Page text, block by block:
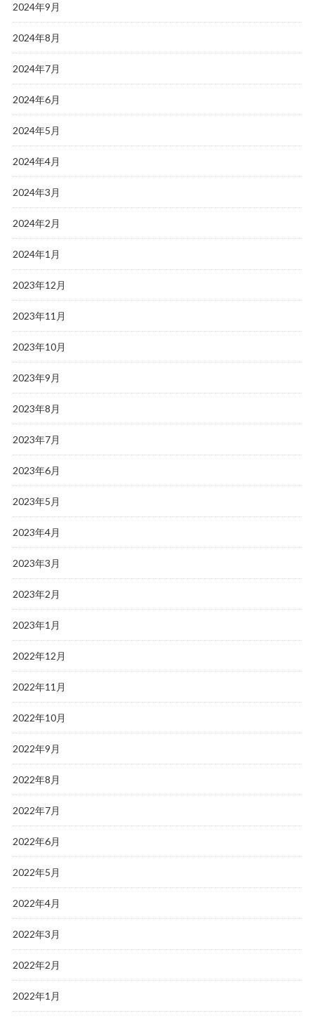
2024年9月
2024年8月
2024年7月
2024年6月
2024年5月
2024年4月
2024年3月
2024年2月
2024年1月
2023年12月
2023年11月
2023年10月
2023年9月
2023年8月
2023年7月
2023年6月
2023年5月
2023年4月
2023年3月
2023年2月
2023年1月
2022年12月
2022年11月
2022年10月
2022年9月
2022年8月
2022年7月
2022年6月
2022年5月
2022年4月
2022年3月
2022年2月
2022年1月